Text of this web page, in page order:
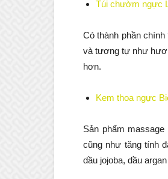
Túi chườm ngực
Có thành phần
và tương tự như
hơn.
Kem thoa ngực
Sản phẩm
cũng như tăng tính
dầu jojoba, dầu